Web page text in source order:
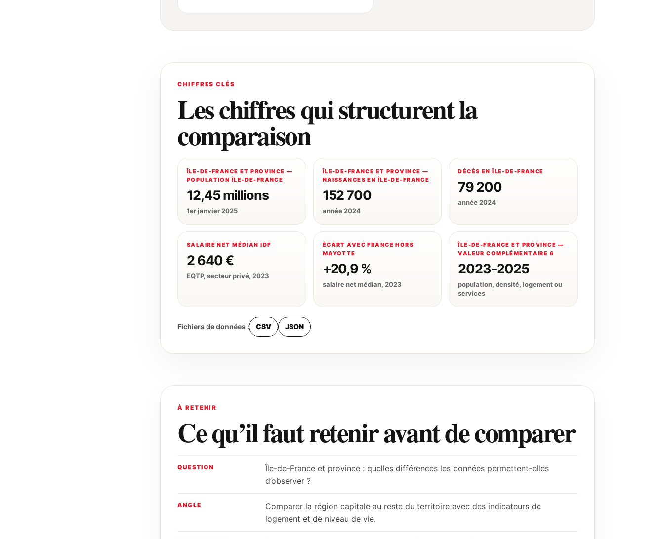
CHIFFRES CLÉS
Les chiffres qui structurent la
comparaison
ÎLE-DE-FRANCE ET PROVINCE —
POPULATION ÎLE-DE-FRANCE
12,45 millions
1er janvier 2025
ÎLE-DE-FRANCE ET PROVINCE —
NAISSANCES EN ÎLE-DE-FRANCE
152 700
année 2024
DÉCÈS EN ÎLE-DE-FRANCE
79 200
année 2024
SALAIRE NET MÉDIAN IDF
2 640 €
EQTP, secteur privé, 2023
ÉCART AVEC FRANCE HORS
MAYOTTE
+20,9 %
salaire net médian, 2023
ÎLE-DE-FRANCE ET PROVINCE —
VALEUR COMPLÉMENTAIRE 6
2023-2025
population, densité, logement ou
services
Fichiers de données : CSV JSON
À RETENIR
Ce qu’il faut retenir avant de comparer
QUESTION
Île-de-France et province : quelles différences les données permettent-elles
d’observer ?
ANGLE
Comparer la région capitale au reste du territoire avec des indicateurs de
logement et de niveau de vie.